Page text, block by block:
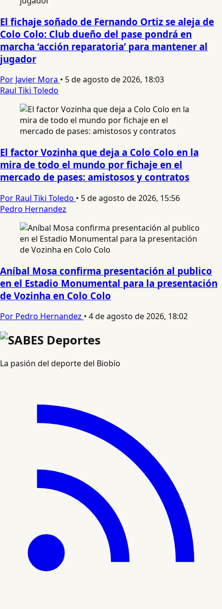
El fichaje soñado de Fernando Ortiz se aleja de
Colo Colo: Club dueño del pase pondrá en
marcha ‘acción reparatoria’ para mantener al
jugador
Por Javier Mora • 5 de agosto de 2026, 18:03
Raul Tiki Toledo
El factor Vozinha que deja a Colo Colo en la
mira de todo el mundo por fichaje en el
mercado de pases: amistosos y contratos
Por Raul Tiki Toledo • 5 de agosto de 2026, 15:56
Pedro Hernandez
Aníbal Mosa confirma presentación al publico
en el Estadio Monumental para la presentación
de Vozinha en Colo Colo
Por Pedro Hernandez • 4 de agosto de 2026, 18:02
La pasión del deporte del Biobío